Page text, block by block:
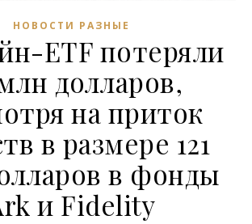
НОВОСТИ РАЗНЫЕ
ETF потеряли
долларов,
на приток
в размере 121
в фонды
и Fidelity